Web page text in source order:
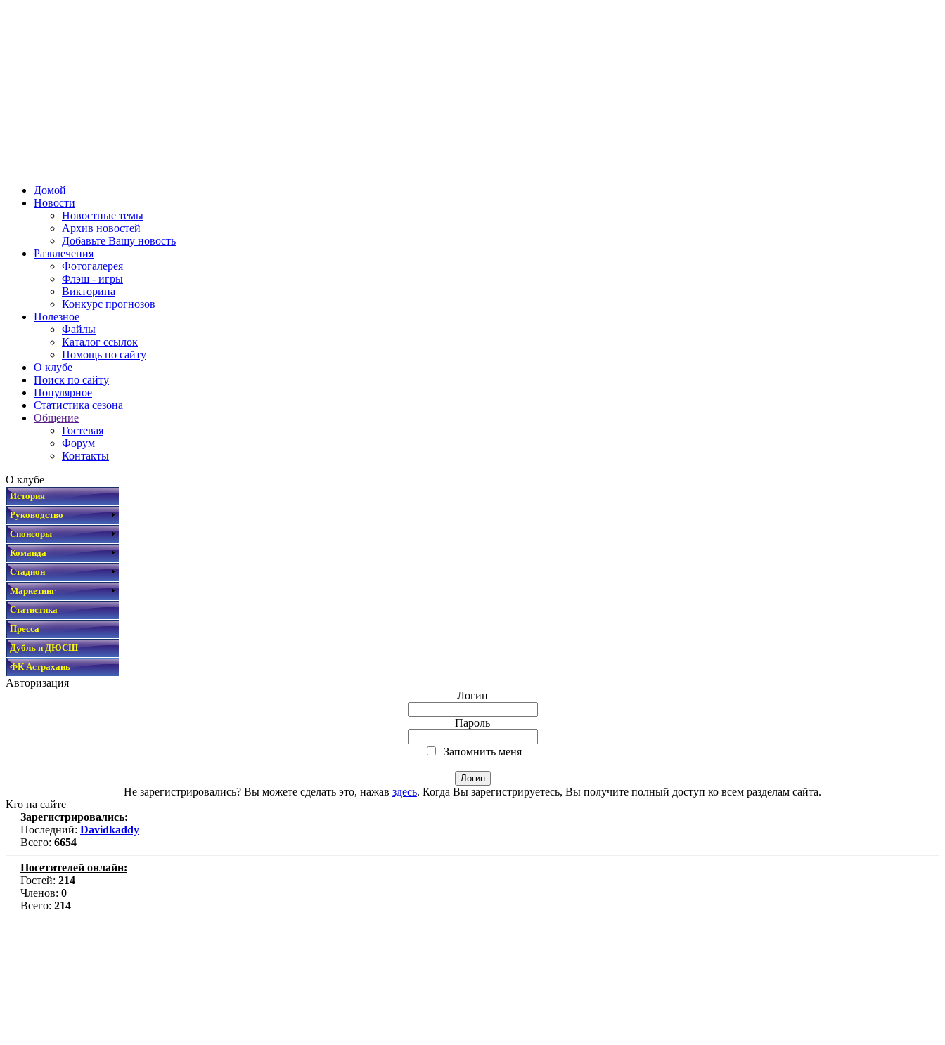
Домой
Новости
Новостные темы
Архив новостей
Добавьте Вашу новость
Развлечения
Фотогалерея
Флэш - игры
Викторина
Конкурс прогнозов
Полезное
Файлы
Каталог ссылок
Помощь по сайту
О клубе
Поиск по сайту
Популярное
Статистика сезона
Общение
Гостевая
Форум
Контакты
О клубе
История
Руководство
Спонсоры
Команда
Стадион
Маркетинг
Статистика
Пресса
Дубль и ДЮСШ
ФК Астрахань
Авторизация
Логин
Пароль
Запомнить меня
Не зарегистрировались? Вы можете сделать это, нажав здесь. Когда Вы зарегистрируетесь, Вы получите полный доступ ко всем разделам сайта.
Кто на сайте
Зарегистрировались:
Последний: Davidkaddy
Всего: 6654
Посетителей онлайн:
Гостей: 214
Членов: 0
Всего: 214